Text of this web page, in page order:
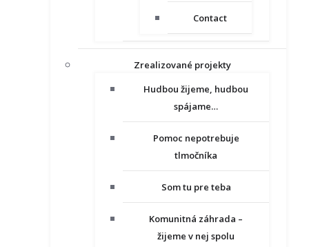
Contact
Zrealizované projekty
Hudbou žijeme, hudbou
spájame…
Pomoc nepotrebuje
tlmočníka
Som tu pre teba
Komunitná záhrada –
žijeme v nej spolu